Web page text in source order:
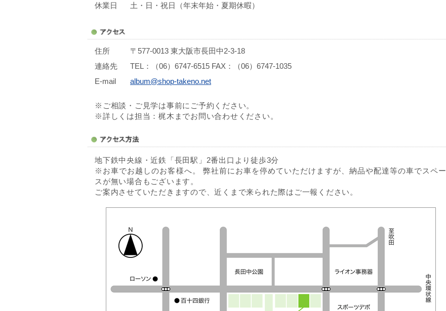
休業日
土・日・祝日（年末年始・夏期休暇）
住所
〒577-0013 東大阪市長田中2-3-18
連絡先
TEL：（06）6747-6515 FAX：（06）6747-1035
E-mail
album@shop-takeno.net
※ご相談・ご見学は事前にご予約ください。
※詳しくは担当：梶木までお問い合わせください。
地下鉄中央線・近鉄「長田駅」2番出口より徒歩3分
※お車でお越しのお客様へ。 弊社前にお車を停めていただけますが、納品や配達等の車でスペー
スが無い場合もございます。
ご案内させていただきますので、近くまで来られた際はご一報ください。